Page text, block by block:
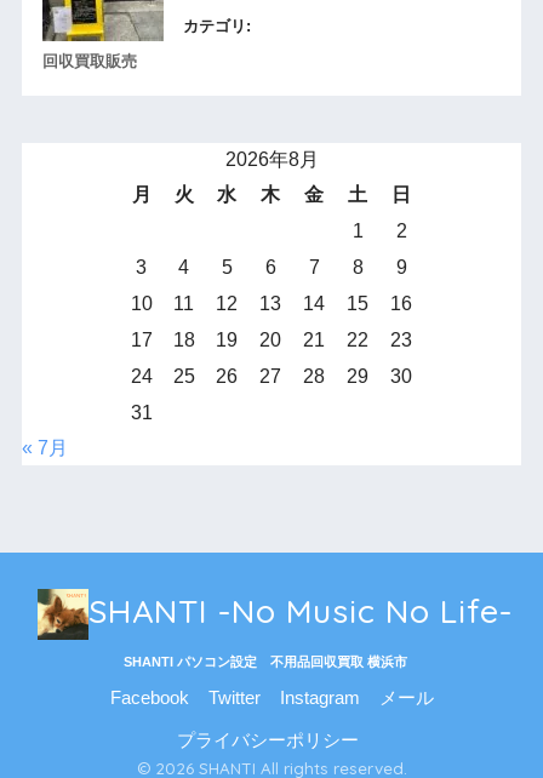
カテゴリ:
回収買取販売
2026年8月
月
火 水 木 金 土
日
1
2
3
4 5 6 7 8
9
10
11 12 13 14 15
16
17
18 19 20 21 22
23
24
25 26 27 28 29
30
31
« 7月
SHANTI -No Music No Life-
SHANTI パソコン設定 不用品回収買取 横浜市
Facebook Twitter Instagram メール
プライバシーポリシー
© 2026 SHANTI All rights reserved.